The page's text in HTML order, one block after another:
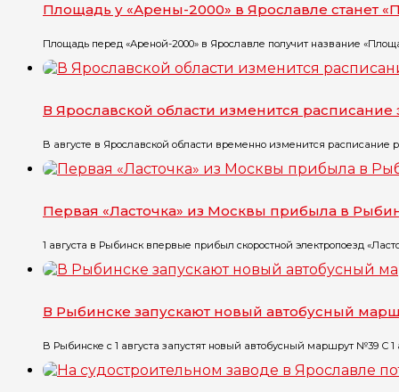
Площадь у «Арены-2000» в Ярославле станет
Площадь перед «Ареной-2000» в Ярославле получит название
В Ярославской области изменится расписание
В августе в Ярославской области временно изменится расписание
Первая «Ласточка» из Москвы прибыла в
1 августа в Рыбинск впервые прибыл скоростной электропоезд
В Рыбинске запускают новый автобусный
В Рыбинске с 1 августа запустят новый автобусный маршрут №39 С 1